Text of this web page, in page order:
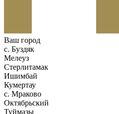
Ваш город
c. Буздяк
Мелеуз
Стерлитамак
Ишимбай
Кумертау
c. Мраково
Октябрьский
Туймазы